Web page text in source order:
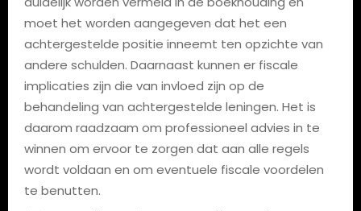
moet het worden aangegeven dat het een
achtergestelde positie inneemt ten opzichte van
andere schulden. Daarnaast kunnen er fiscale
implicaties zijn die van invloed zijn op de
behandeling van achtergestelde leningen. Het is
daarom raadzaam om professioneel advies in te
winnen om ervoor te zorgen dat aan alle regels
wordt voldaan en om eventuele fiscale voordelen
te benutten.